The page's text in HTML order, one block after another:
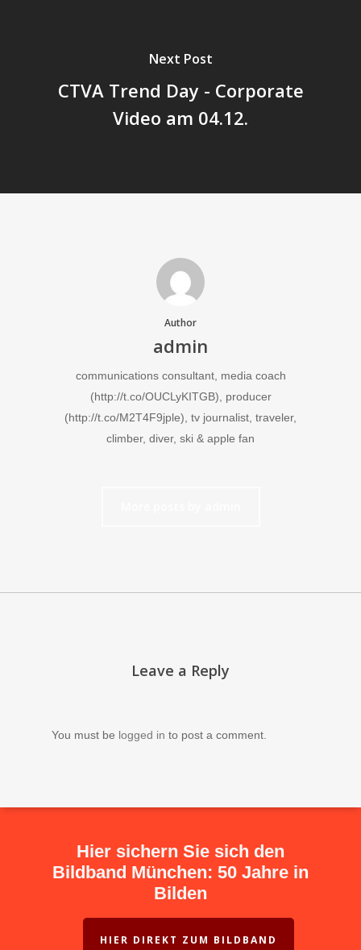
Next Post
CTVA Trend Day - Corporate
Video am 04.12.
Author
admin
communications consultant, media coach
(http://t.co/OUCLyKITGB), producer
(http://t.co/M2T4F9jple), tv journalist, traveler,
climber, diver, ski & apple fan
Leave a Reply
You must be logged in to post a comment.
Hier sichern Sie sich den
Bildband München: 50 Jahre in
Bilden
HIER DIREKT ZUM BILDBAND